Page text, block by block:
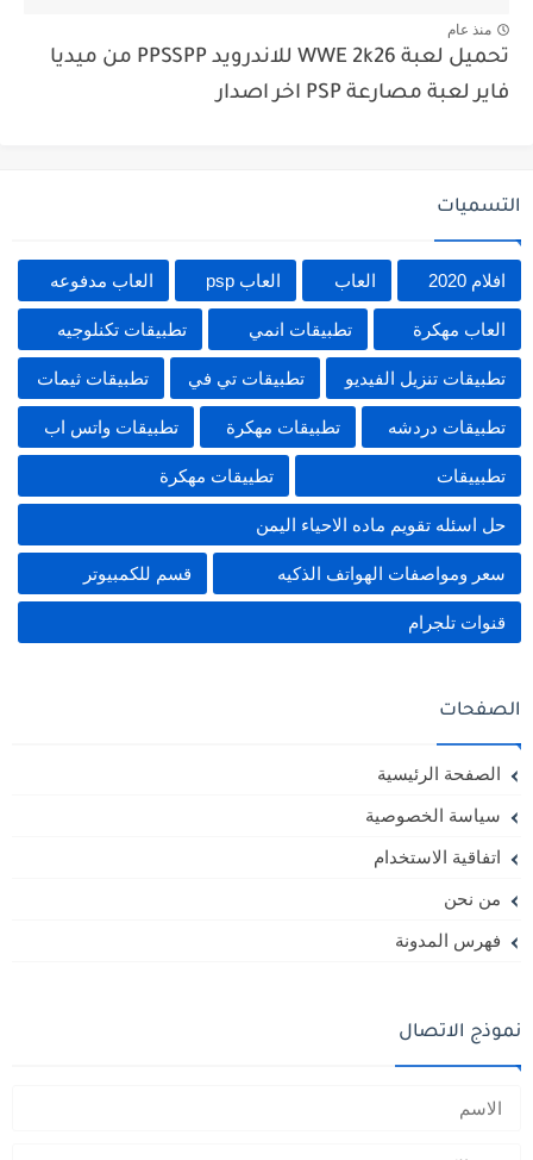
منذ عام
تحميل لعبة WWE 2k26 للاندرويد PPSSPP من ميديا
فاير لعبة مصارعة PSP اخر اصدار
التسميات
افلام 2020 العاب العاب psp العاب مدفوعه
العاب مهكرة تطبيقات انمي تطبيقات تكنلوجيه
تطبيقات تنزيل الفيديو تطبيقات تي في تطبيقات ثيمات
تطبيقات دردشه تطبيقات مهكرة تطبيقات واتس اب
تطبييقات تطييقات مهكرة
حل اسئله تقويم ماده الاحياء اليمن
سعر ومواصفات الهواتف الذكيه قسم للكمبيوتر
قنوات تلجرام
الصفحات
الصفحة الرئيسية
سياسة الخصوصية
اتفاقية الاستخدام
من نحن
فهرس المدونة
نموذج الاتصال